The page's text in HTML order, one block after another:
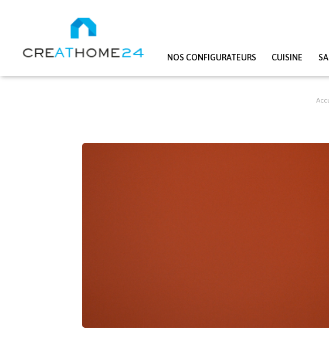
NOS CONFIGURATEURS CUISINE